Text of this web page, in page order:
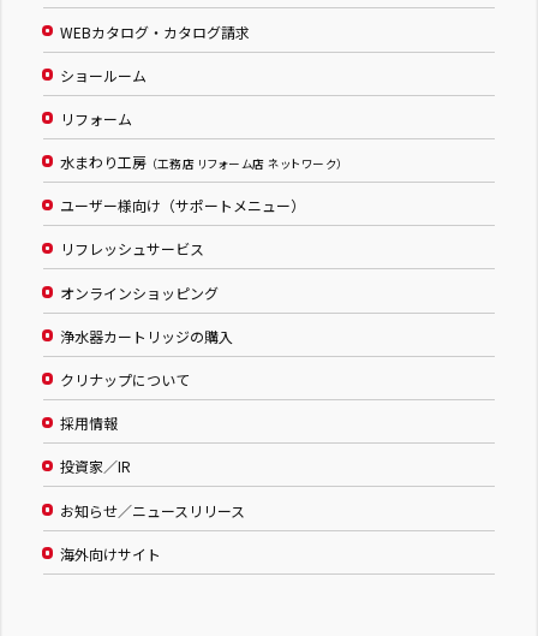
WEBカタログ・カタログ請求
ショールーム
リフォーム
水まわり工房 （工務店 リフォーム店 ネットワーク）
ユーザー様向け（サポートメニュー）
リフレッシュサービス
オンラインショッピング
浄水器カートリッジの購入
クリナップについて
採用情報
投資家／IR
お知らせ／ニュースリリース
海外向けサイト